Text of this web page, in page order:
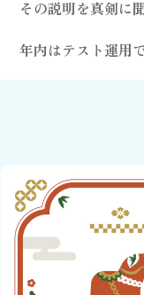
その説明を真剣に
年内はテスト運用